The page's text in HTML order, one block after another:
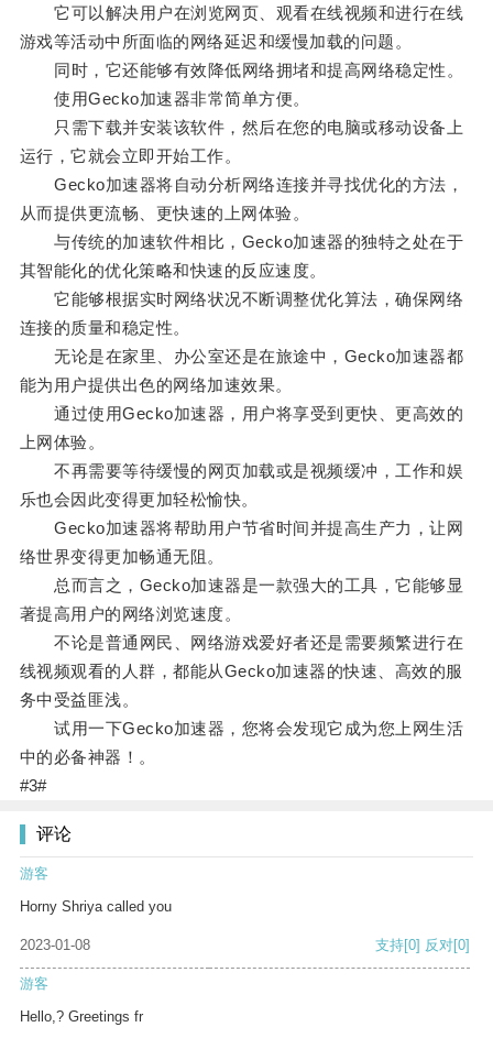
它可以解决用户在浏览网页、观看在线视频和进行在线
游戏等活动中所面临的网络延迟和缓慢加载的问题。
同时，它还能够有效降低网络拥堵和提高网络稳定性。
使用Gecko加速器非常简单方便。
只需下载并安装该软件，然后在您的电脑或移动设备上
运行，它就会立即开始工作。
Gecko加速器将自动分析网络连接并寻找优化的方法，
从而提供更流畅、更快速的上网体验。
与传统的加速软件相比，Gecko加速器的独特之处在于
其智能化的优化策略和快速的反应速度。
它能够根据实时网络状况不断调整优化算法，确保网络
连接的质量和稳定性。
无论是在家里、办公室还是在旅途中，Gecko加速器都
能为用户提供出色的网络加速效果。
通过使用Gecko加速器，用户将享受到更快、更高效的
上网体验。
不再需要等待缓慢的网页加载或是视频缓冲，工作和娱
乐也会因此变得更加轻松愉快。
Gecko加速器将帮助用户节省时间并提高生产力，让网
络世界变得更加畅通无阻。
总而言之，Gecko加速器是一款强大的工具，它能够显
著提高用户的网络浏览速度。
不论是普通网民、网络游戏爱好者还是需要频繁进行在
线视频观看的人群，都能从Gecko加速器的快速、高效的服
务中受益匪浅。
试用一下Gecko加速器，您将会发现它成为您上网生活
中的必备神器！。
#3#
评论
游客
Horny Shriya called you
2023-01-08 支持[0] 反对[0]
游客
Hello,? Greetings fr